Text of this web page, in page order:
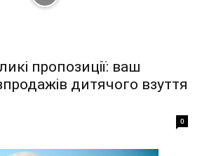
пропозиції: ваш
дитячого взуття
0